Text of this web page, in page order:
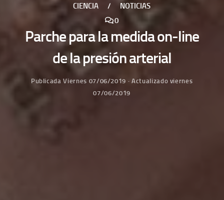
CIENCIA /
NOTICIAS
0
Parche para la medida on-line
de la presión arterial
PublicadaViernes 07/06/2019 · Actualizado viernes
07/06/2019